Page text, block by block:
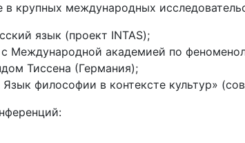
крупных международных
язык (проект INTAS);
Международной академией по
Тиссена (Германия);
философии в контексте культур»